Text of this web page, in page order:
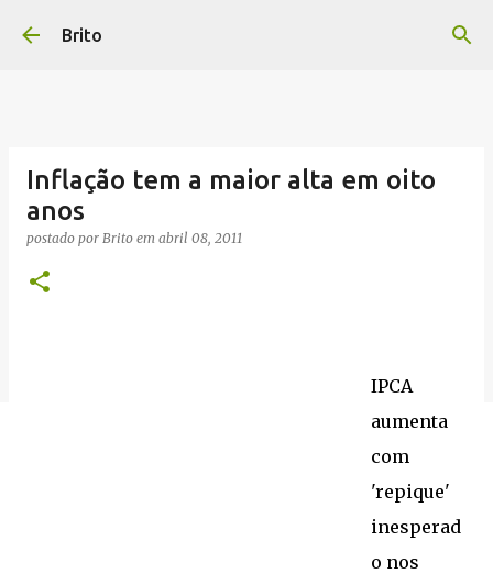
Brito
Inflação tem a maior alta em oito
anos
postado por Brito em abril 08, 2011
IPCA
aumenta
com
'repique'
inesperad
o nos